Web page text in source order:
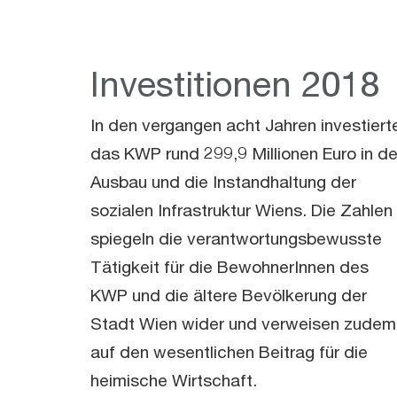
Investitionen 2018​
In den vergangen acht Jahren
das KWP rund 299,9 Millionen Euro in
Ausbau und die Instandhaltung der
sozialen Infrastruktur Wiens. Die Zahlen
spiegeln die verantwortungsbewusste
Tätigkeit für die BewohnerInnen des
KWP und die ältere Bevölkerung der
Stadt Wien wider und verweisen zudem
auf den wesentlichen Beitrag für die
heimische Wirtschaft.